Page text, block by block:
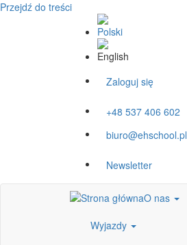
Przejdź do treści
Zaloguj się
+48 537 406 602
biuro@ehschool.pl
Newsletter
O nas
Wyjazdy